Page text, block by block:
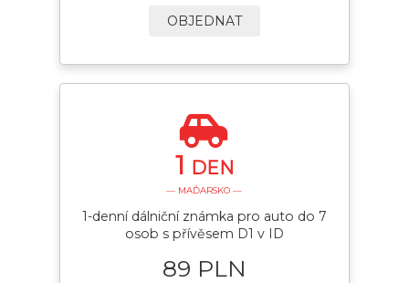
OBJEDNAT
1 DEN
— MAĎARSKO —
1-denní dálniční známka pro auto do 7
osob s přívěsem D1 v ID
89 PLN